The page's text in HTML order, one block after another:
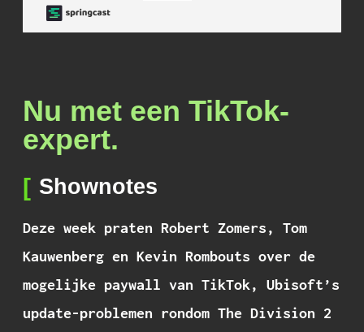
Nu met een TikTok-
expert.
Shownotes
Deze week praten Robert Zomers, Tom
Kauwenberg en Kevin Rombouts over de
mogelijke paywall van TikTok, Ubisoft’s
update-problemen rondom The Division 2